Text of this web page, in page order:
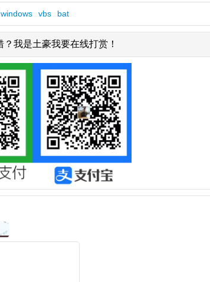
windows vbs bat
我是土豪我要在线打赏！